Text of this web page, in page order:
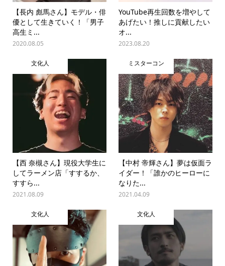
【長内 彪馬さん】モデル・俳
優として生きていく！「男子
高生ミ...
2020.08.05
YouTube再生回数を増やして
あげたい！推しに貢献したい
オ...
2023.08.20
文化人
【西 奈槻さん】現役大学生に
してラーメン店「すするか、
すすら...
2021.08.09
ミスターコン
【中村 帝輝さん】夢は仮面ラ
イダー！「誰かのヒーローに
なりた...
2021.04.09
文化人 文化人